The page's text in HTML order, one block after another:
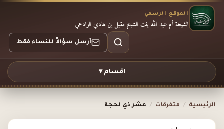
الموقع الرسمي
الشيخة أم عبد الله بنت الشيخ مقبل بن هادي الوادعي
أرسل سؤالاً للنساء فقط
اقسام ▾
الرئيسية / متفرقات / عشر ذي لحجة